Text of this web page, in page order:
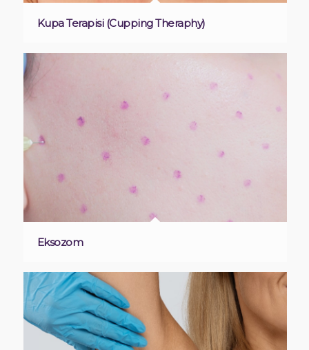
Kupa Terapisi (Cupping Theraphy)
Eksozom